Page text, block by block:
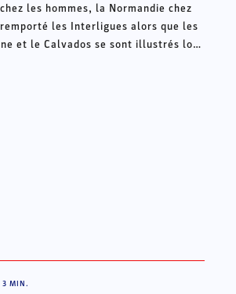
les hommes, la Normandie chez
les Interligues alors que les
et le Calvados se sont illustrés lors
3 MIN.